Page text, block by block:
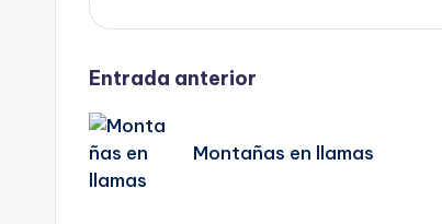
Navegación
de
entradas
Entrada anterior
Montañas en llamas